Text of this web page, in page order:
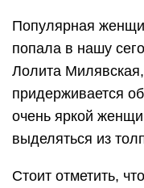
Популярная
попала в нашу
Лолита
придерживается
очень яркой
выделяться из
Стоит отметить,